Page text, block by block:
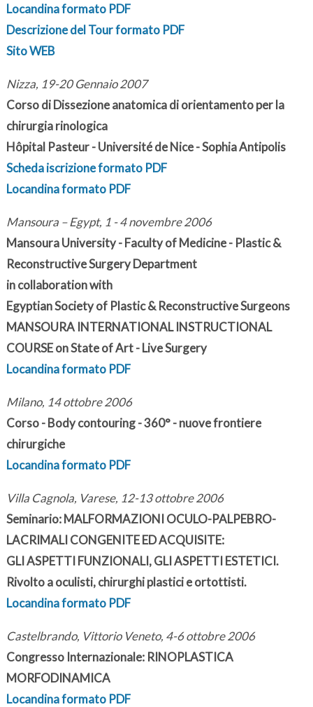
Locandina formato PDF
Descrizione del Tour formato PDF
Sito WEB
Nizza, 19-20 Gennaio 2007
Corso di Dissezione anatomica di orientamento per la
chirurgia rinologica
Hôpital Pasteur - Université de Nice - Sophia Antipolis
Scheda iscrizione formato PDF
Locandina formato PDF
Mansoura – Egypt, 1 - 4 novembre 2006
Mansoura University - Faculty of Medicine - Plastic &
Reconstructive Surgery Department
in collaboration with
Egyptian Society of Plastic & Reconstructive Surgeons
MANSOURA INTERNATIONAL INSTRUCTIONAL
COURSE on State of Art - Live Surgery
Locandina formato PDF
Milano, 14 ottobre 2006
Corso - Body contouring - 360° - nuove frontiere
chirurgiche
Locandina formato PDF
Villa Cagnola, Varese, 12-13 ottobre 2006
Seminario: MALFORMAZIONI OCULO-PALPEBRO-
LACRIMALI CONGENITE ED ACQUISITE:
GLI ASPETTI FUNZIONALI, GLI ASPETTI ESTETICI.
Rivolto a oculisti, chirurghi plastici e ortottisti.
Locandina formato PDF
Castelbrando, Vittorio Veneto, 4-6 ottobre 2006
Congresso Internazionale: RINOPLASTICA
MORFODINAMICA
Locandina formato PDF